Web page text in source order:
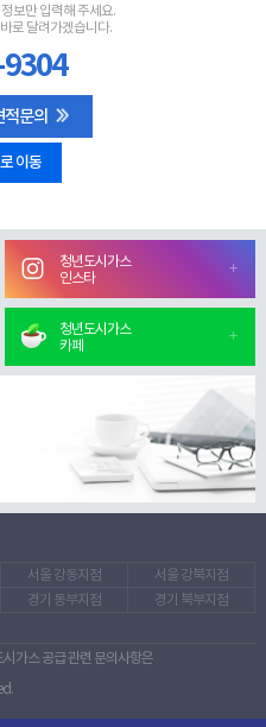
보만 입력해 주세요.
로 달려가겠습니다.
적문의
이동
청년도시가스
인스타
청년도시가스
카페
서울 강동지점
서울 강북지점
경기 동부지점 경기 북부지점
가스 공급 관련 문의사항은